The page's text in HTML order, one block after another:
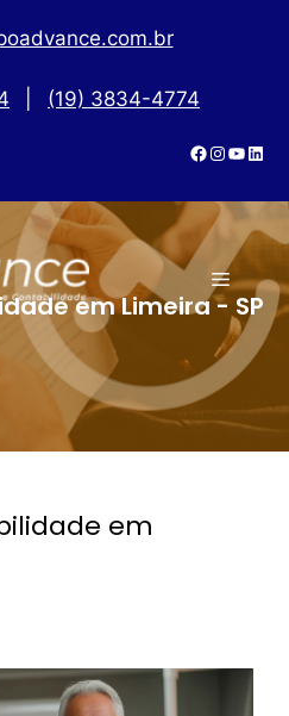
(19) 3834-4774
em Limeira - SP
em